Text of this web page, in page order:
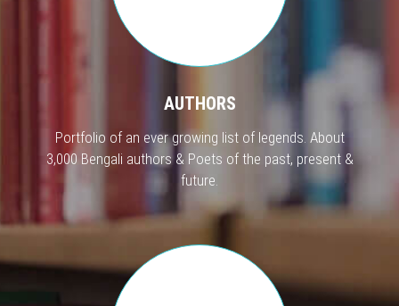
AUTHORS
Portfolio of an ever growing list of legends. About
3,000 Bengali authors & Poets of the past, present &
future.